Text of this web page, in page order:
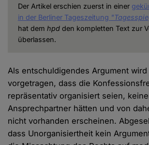
Der Artikel erschien zuerst in einer
in der Berliner Tageszeitung
hat dem hpdden kompletten Text zur
überlassen.
Als entschuldigendes Argument wird
vorgetragen, dass die
repräsentativ organisiert seien,
Ansprechpartner hätten und von
nicht vorhanden erscheinen.
dass Unorganisiertheit kein